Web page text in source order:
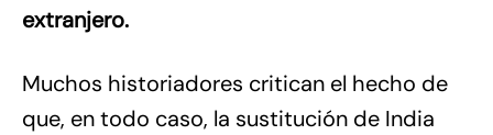
extranjero.
Muchos historiadores critican el hecho de
que, en todo caso, la sustitución de India